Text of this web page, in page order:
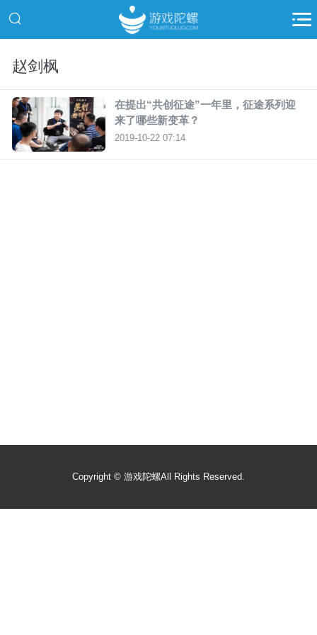
赵剑枫
在提出“共创征途”一年里，征途系列迎
来了哪些新变革？
2019-10-22 07:14
Copyright © 游戏陀螺All Rights Reserved.